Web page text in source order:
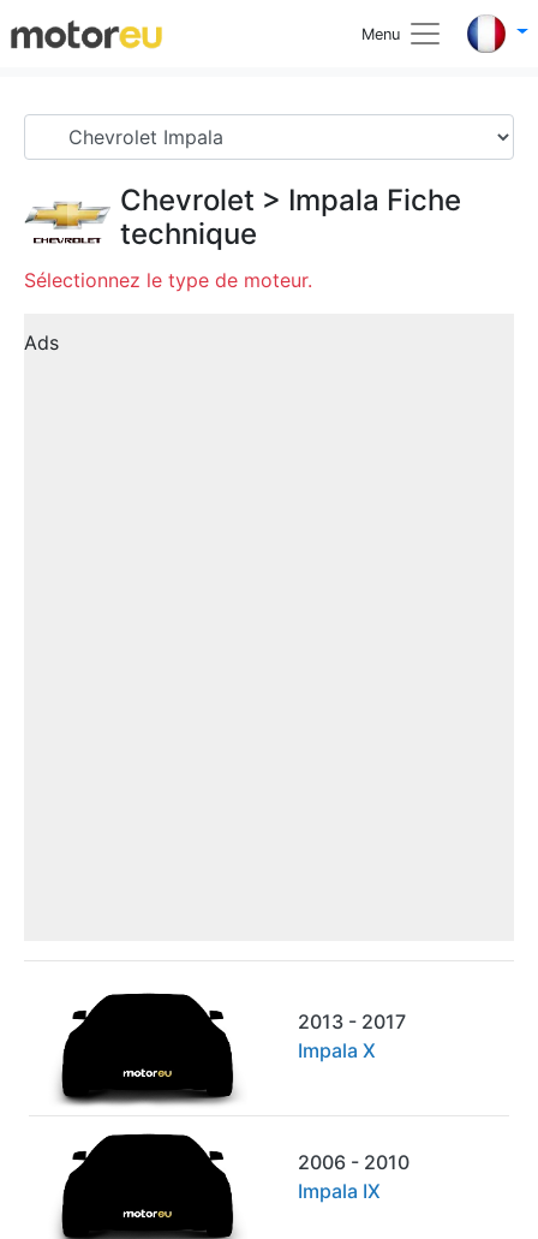
Menu
Chevrolet > Impala Fiche
technique
Sélectionnez le type de moteur.
Ads
2013 - 2017
Impala X
2006 - 2010
Impala IX